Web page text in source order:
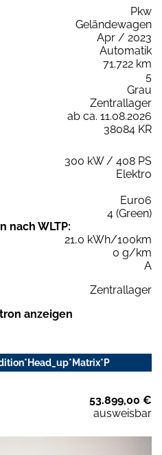
Pkw
Geländewagen
Apr / 2023
Automatik
71.722 km
5
Grau
Zentrallager
ab ca. 11.08.2026
38084 KR
300 kW / 408 PS
Elektro
Euro6
4 (Green)
nach WLTP:
21,0 kWh/100km
0 g/km
A
Zentrallager
anzeigen
53.899,00 €
ausweisbar